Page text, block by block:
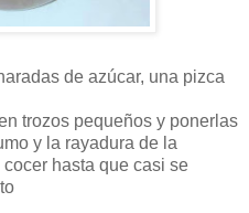
de azúcar, una pizca
trozos pequeños y ponerlas
y la rayadura de la
hasta que casi se